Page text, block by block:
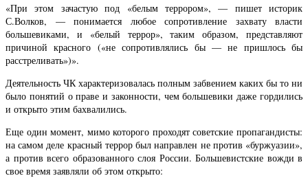
«При этом зачастую под «белым террором», — пишет историк
С.Волков, — понимается любое сопротивление захвату власти
большевиками, и «белый террор», таким образом, представляют
причиной красного («не сопротивлялись бы — не пришлось бы
расстреливать»)».
Деятельность ЧК характеризовалась полным забвением каких бы то ни
было понятий о праве и законности, чем большевики даже гордились
и открыто этим бахвалились.
Еще один момент, мимо которого проходят советские пропагандисты:
на самом деле красный террор был направлен не против «буржуазии»,
а против всего образованного слоя России. Большевистские вожди в
свое время заявляли об этом открыто: